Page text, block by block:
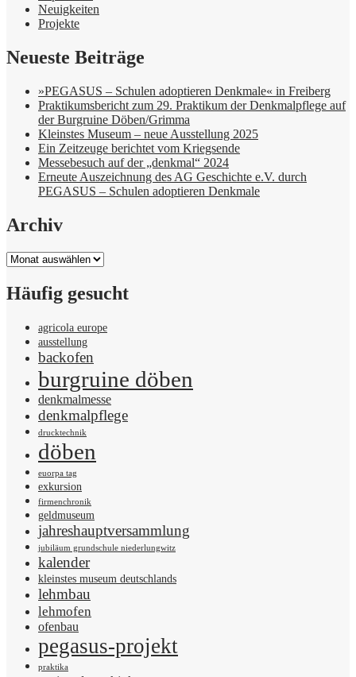
Neuigkeiten
Projekte
Neueste Beiträge
»PEGASUS – Schulen adoptieren Denkmale« in Freiberg
Praktikumsbericht zum 29. Praktikum der Denkmalpflege auf
der Burgruine Döben/Grimma
Kleinstes Museum – neue Ausstellung 2025
Ein Zeitzeuge berichtet vom Kriegsende
Messebesuch auf der „denkmal“ 2024
Erneute Auszeichnung des AG Geschichte e.V. durch
PEGASUS – Schulen adoptieren Denkmale
Archiv
Archiv
Häufig gesucht
agricola europe
ausstellung
backofen
burgruine döben
denkmalmesse
denkmalpflege
drucktechnik
döben
euorpa tag
exkursion
firmenchronik
geldmuseum
jahreshauptversammlung
jubiläum grundschule niederlungwitz
kalender
kleinstes museum deutschlands
lehmbau
lehmofen
ofenbau
pegasus-projekt
praktika